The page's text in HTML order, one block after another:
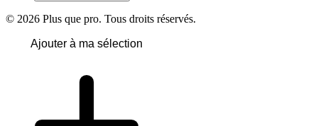
© 2026 Plus que pro. Tous droits réservés.
Ajouter à ma sélection